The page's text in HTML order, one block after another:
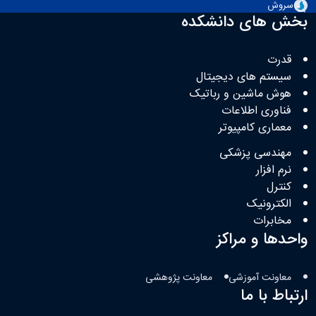
سروش
بخش های دانشکده
قدرت
سیستم های دیجیتال
هوش ماشین و رباتیک
فناوری اطلاعات
معماری کامپیوتر
مهندسی پزشکی
نرم افزار
کنترل
الکترونیک
مخابرات
واحدها و مراکز
معاونت آموزشی معاونت پژوهشی
ارتباط با ما